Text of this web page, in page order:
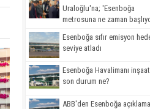
Uraloğlu'na; 'Esenboğa
metrosuna ne zaman
Esenboğa sıfır emisyon
seviye atladı
Esenboğa Havalimanı
son durum ne?
ABB'den Esenboğa